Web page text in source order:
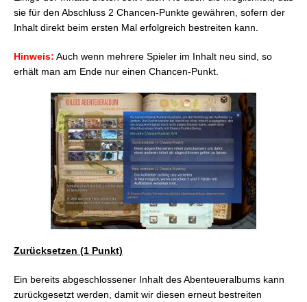
Frontline
Crystalline Conflict
Mythen Eorzeas
Jeuon: Die erste Etappe
Alexander
Omega
Eden
Pandeamonium
Arkadion
Alle schweren Versionen aus Hevensward
Alle schweren Versionen aus Stormblood
Alle schweren Versionen aus Dawntrail**
sie für den Abschluss 2 Chancen-Punkte gewähren, sofern der
Inhalt direkt beim ersten Mal erfolgreich bestreiten kann.
Hinweis: Auch wenn mehrere Spieler im Inhalt neu sind, so
erhält man am Ende nur einen Chancen-Punkt.
Zurücksetzen (1 Punkt)
Ein bereits abgeschlossener Inhalt des Abenteueralbums kann
zurückgesetzt werden, damit wir diesen erneut bestreiten